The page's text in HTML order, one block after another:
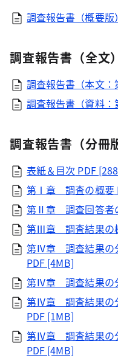
調査報告書（概要版）
調査報告書（全文）
調査報告書（本文
調査報告書（資料：
調査報告書（分冊
表紙＆目次 PDF
第Ⅰ章＿調査の概要
第Ⅱ章＿調査回答者
第Ⅲ章＿調査結果の
第Ⅳ章＿調査結果の
PDF [4MB]
第Ⅳ章＿調査結果の
第Ⅳ章＿調査結果の
PDF [1MB]
第Ⅳ章＿調査結果の
PDF [4MB]